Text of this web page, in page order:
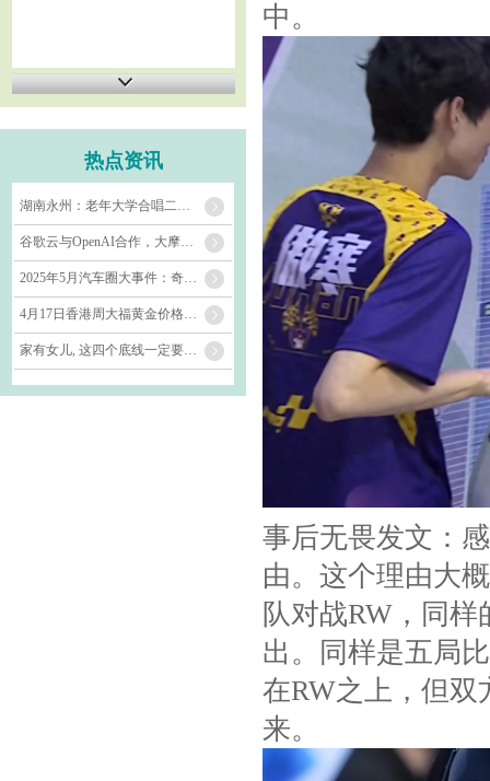
热点资讯
湖南永州：老年大学合唱二班，银发歌声演绎《世界赠予我》_钟淑姣_声部_李平
谷歌云与OpenAI合作，大摩：这对谷歌投资者意义重大
2025年5月汽车圈大事件：奇瑞、五菱、埃安、长城销量亮眼
4月17日香港周大福黄金价格37020港币/两
家有女儿, 这四个底线一定要告诉她!
中。
事后无畏发文：
由。这个理由大
队对战RW，同
出。同样是五局
在RW之上，但双
来。